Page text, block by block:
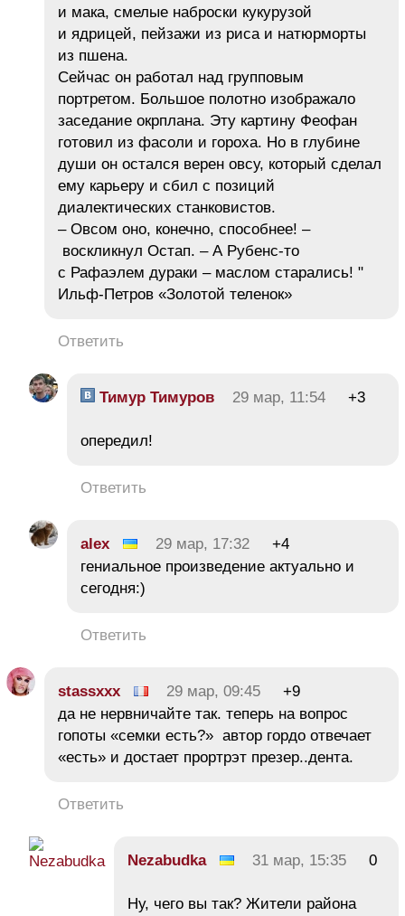
и мака, смелые наброски кукурузой
и ядрицей, пейзажи из риса и натюрморты
из пшена.
Сейчас он работал над групповым
портретом. Большое полотно изображало
заседание окрплана. Эту картину Феофан
готовил из фасоли и гороха. Но в глубине
души он остался верен овсу, который сделал
ему карьеру и сбил с позиций
диалектических станковистов.
– Овсом оно, конечно, способнее! –
воскликнул Остап. – А Рубенс-то
с Рафаэлем дураки – маслом старались! "
Ильф-Петров «Золотой теленок»
Ответить
Тимур Тимуров 29 мар, 11:54 +3
опередил!
Ответить
alex 29 мар, 17:32
+4
гениальное произведение актуально и
сегодня:)
Ответить
stassxxx 29 мар, 09:45
+9
да не нервничайте так. теперь на вопрос
гопоты «семки есть?» автор гордо отвечает
«есть» и достает прортрэт презер..дента.
Ответить
Nezabudka 31 мар, 15:35 0
Ну, чего вы так? Жители района